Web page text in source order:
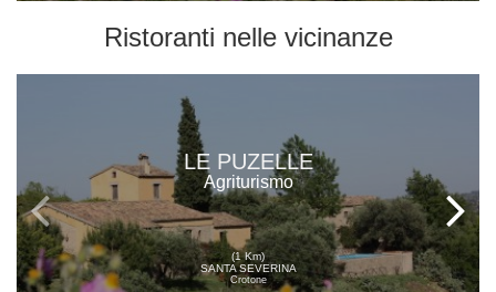
Ristoranti nelle vicinanze
LE PUZELLE
Agriturismo
(1 Km)
SANTA SEVERINA
Crotone